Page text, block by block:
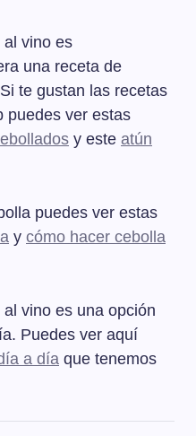
al vino es
una receta de
te gustan las recetas
puedes ver estas
y este atún
puedes ver estas
y cómo hacer cebolla
vino es una opción
Puedes ver aquí
a día que tenemos